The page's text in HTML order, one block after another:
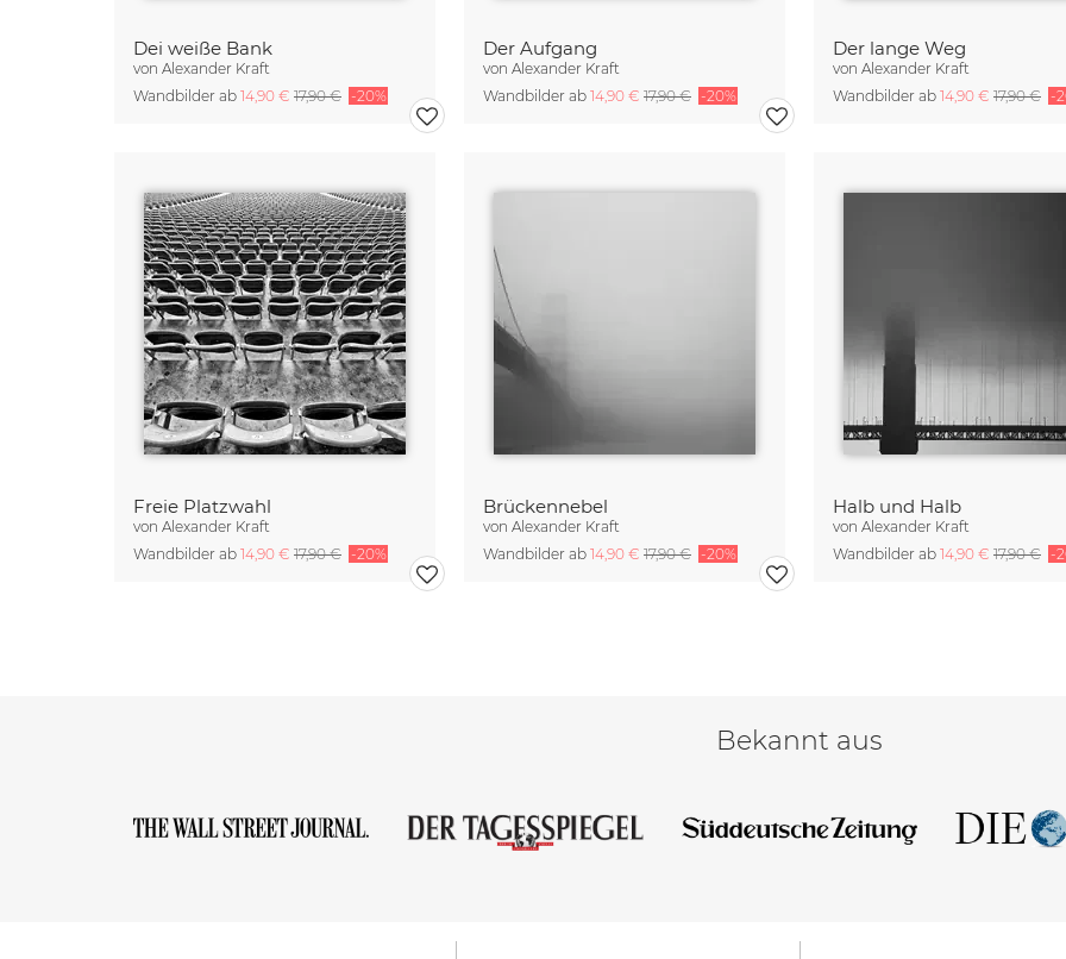
Dei weiße Bank
von Alexander Kraft
Wandbilder ab 14,90 € 17,90 € -20%
Der Aufgang
von Alexander Kraft
Wandbilder ab 14,90 € 17,90 € -20%
Der lange Weg
von Alexander Kraft
Wandbilder ab 14,90 € 17,90 € -
Freie Platzwahl
von Alexander Kraft
Wandbilder ab 14,90 € 17,90 € -20%
Brückennebel
von Alexander Kraft
Wandbilder ab 14,90 € 17,90 € -20%
Halb und Halb
von Alexander Kraft
Wandbilder ab 14,90 € 17,90 € -
Bekannt aus